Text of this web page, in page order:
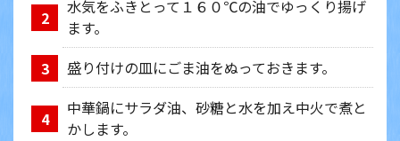
2
水気をふきとって１６０℃の油でゆっくり揚げ
ます。
3
盛り付けの皿にごま油をぬっておきます。
4
中華鍋にサラダ油、砂糖と水を加え中火で煮と
かします。